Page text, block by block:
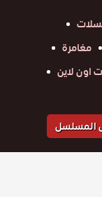
مغامرة
اون لاين
المسلسل